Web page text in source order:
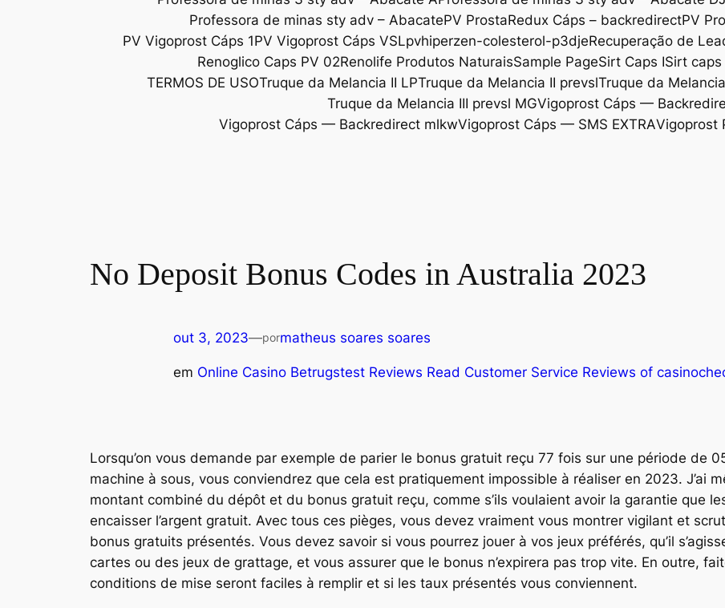
Professora de minas sty adv – AbacatePV ProstaRedux Cáps – backredirectPV
PV Vigoprost Cáps 1PV Vigoprost Cáps VSLpvhiperzen-colesterol-p3djeRecuperação de
Renoglico Caps PV 02Renolife Produtos NaturaisSample PageSirt Caps ISirt
TERMOS DE USOTruque da Melancia II LPTruque da Melancia II prevslTruque da
Truque da Melancia III prevsl MGVigoprost Cáps —
Vigoprost Cáps — Backredirect mlkwVigoprost Cáps — SMS EXTRAVigoprost
No Deposit Bonus Codes in Australia 2023
out 3, 2023—pormatheus soares soares
em Online Casino Betrugstest Reviews Read Customer Service Reviews of
Lorsqu’on vous demande par exemple de parier le bonus gratuit reçu 77 fois sur une période de
machine à sous, vous conviendrez que cela est pratiquement impossible à réaliser en 2023. J’ai
montant combiné du dépôt et du bonus gratuit reçu, comme s’ils voulaient avoir la garantie que
encaisser l’argent gratuit. Avec tous ces pièges, vous devez vraiment vous montrer vigilant et
bonus gratuits présentés. Vous devez savoir si vous pourrez jouer à vos jeux préférés, qu’il
cartes ou des jeux de grattage, et vous assurer que le bonus n’expirera pas trop vite. En outre,
conditions de mise seront faciles à remplir et si les taux présentés vous conviennent.